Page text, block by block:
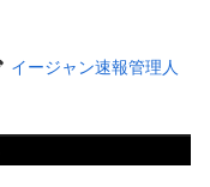
イージャン速報管理人